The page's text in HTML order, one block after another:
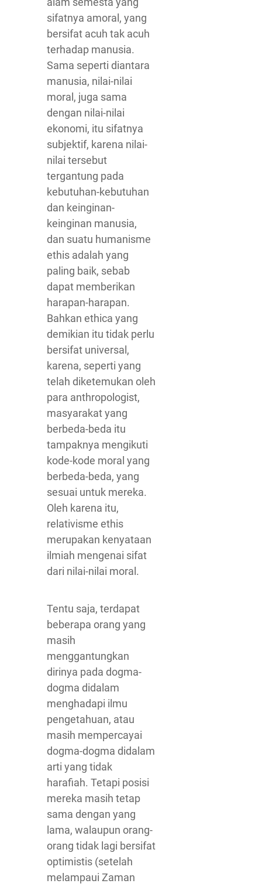
sifatnya amoral, yang
bersifat acuh tak acuh
terhadap manusia.
Sama seperti diantara
manusia, nilai-nilai
moral, juga sama
dengan nilai-nilai
ekonomi, itu sifatnya
subjektif, karena nilai-
nilai tersebut
tergantung pada
kebutuhan-kebutuhan
dan keinginan-
keinginan manusia,
dan suatu humanisme
ethis adalah yang
paling baik, sebab
dapat memberikan
harapan-harapan.
Bahkan ethica yang
demikian itu tidak perlu
bersifat universal,
karena, seperti yang
telah diketemukan oleh
para anthropologist,
masyarakat yang
berbeda-beda itu
tampaknya mengikuti
kode-kode moral yang
berbeda-beda, yang
sesuai untuk mereka.
Oleh karena itu,
relativisme ethis
merupakan kenyataan
ilmiah mengenai sifat
dari nilai-nilai moral.
Tentu saja, terdapat
beberapa orang yang
masih
menggantungkan
dirinya pada dogma-
dogma didalam
menghadapi ilmu
pengetahuan, atau
masih mempercayai
dogma-dogma didalam
arti yang tidak
harafiah. Tetapi posisi
mereka masih tetap
sama dengan yang
lama, walaupun orang-
orang tidak lagi bersifat
optimistis (setelah
melampaui Zaman